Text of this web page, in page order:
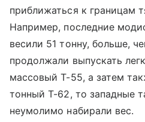
приближаться к границам
Например, последние
весили 51 тонну, больше,
продолжали выпускать
массовый Т-55, а затем
тонный Т-62, то западные
неумолимо набирали вес.